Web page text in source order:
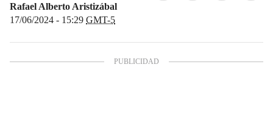
Rafael Alberto Aristizábal
17/06/2024 - 15:29 GMT-5